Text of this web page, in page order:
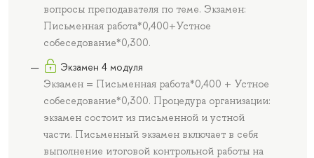
вопросы преподавателя по теме. Экзамен:
Письменная работа*0,400+Устное
собеседование*0,300.
Экзамен 4 модуля
Экзамен = Письменная работа*0,400 + Устное
собеседование*0,300. Процедура организации:
экзамен состоит из письменной и устной
части. Письменный экзамен включает в себя
выполнение итоговой контрольной работы на